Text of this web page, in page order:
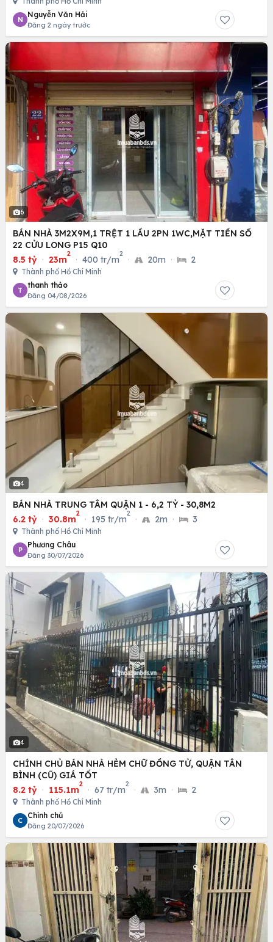
N
Nguyễn Văn Hải
Đăng 2 ngày trước
6
BÁN NHÀ 3M2X9M,1 TRỆT 1 LẦU 2PN 1WC,MẶT TIỀN SỐ
22 CỬU LONG P15 Q10
8.5 tỷ · 23m
2
· 400 tr/m
2
· 20m · 2
Thành phố Hồ Chí Minh
T
thanh thảo
Đăng 04/08/2026
4
BÁN NHÀ TRUNG TÂM QUẬN 1 - 6,2 TỶ - 30,8M2
6.2 tỷ · 30.8m
2
· 195 tr/m
2
· 2m · 3
Thành phố Hồ Chí Minh
P
Phương Châu
Đăng 30/07/2026
4
CHÍNH CHỦ BÁN NHÀ HẺM CHỮ ĐỒNG TỬ, QUẬN TÂN
BÌNH (CŨ) GIÁ TỐT
8.2 tỷ · 115.1m
2
· 67 tr/m
2
· 3m · 2
Thành phố Hồ Chí Minh
C
Chính chủ
Đăng 20/07/2026